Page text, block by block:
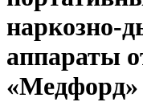
наркозно-
аппараты
«Медфорд»